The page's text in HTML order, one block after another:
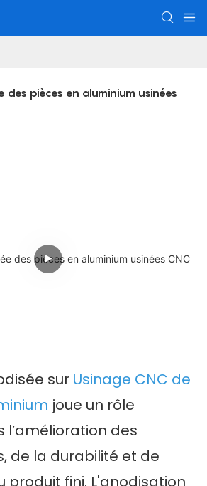
des pièces en aluminium usinées
sur Usinage CNC de
joue un rôle
l’amélioration des
de la durabilité et de
produit fini. L'anodisation